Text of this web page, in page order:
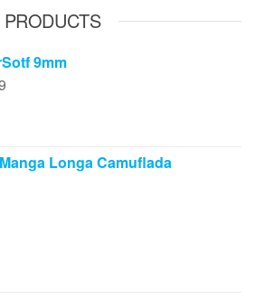
PRODUCTS
9mm
Longa Camuflada